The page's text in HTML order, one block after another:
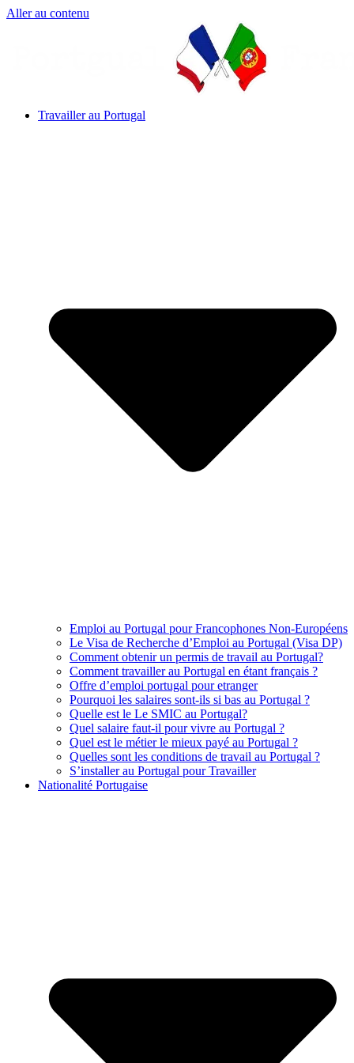
Aller au contenu
Travailler au Portugal
Emploi au Portugal pour Francophones Non-Européens
Le Visa de Recherche d’Emploi au Portugal (Visa DP)
Comment obtenir un permis de travail au Portugal?
Comment travailler au Portugal en étant français ?
Offre d’emploi portugal pour etranger
Pourquoi les salaires sont-ils si bas au Portugal ?
Quelle est le Le SMIC au Portugal?
Quel salaire faut-il pour vivre au Portugal ?
Quel est le métier le mieux payé au Portugal ?
Quelles sont les conditions de travail au Portugal ?
S’installer au Portugal pour Travailler
Nationalité Portugaise